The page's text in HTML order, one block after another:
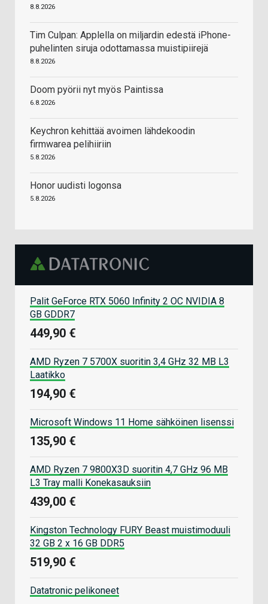
8.8.2026
Tim Culpan: Applella on miljardin edestä iPhone-
puhelinten siruja odottamassa muistipiirejä
8.8.2026
Doom pyörii nyt myös Paintissa
6.8.2026
Keychron kehittää avoimen lähdekoodin
firmwarea pelihiiriin
5.8.2026
Honor uudisti logonsa
5.8.2026
Palit GeForce RTX 5060 Infinity 2 OC NVIDIA 8
GB GDDR7
449,90 €
AMD Ryzen 7 5700X suoritin 3,4 GHz 32 MB L3
Laatikko
194,90 €
Microsoft Windows 11 Home sähköinen lisenssi
135,90 €
AMD Ryzen 7 9800X3D suoritin 4,7 GHz 96 MB
L3 Tray malli Konekasauksiin
439,00 €
Kingston Technology FURY Beast muistimoduuli
32 GB 2 x 16 GB DDR5
519,90 €
Datatronic pelikoneet